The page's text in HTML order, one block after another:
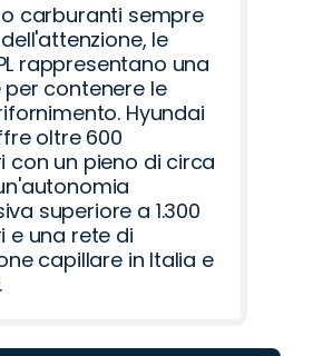
carburanti sempre
le
rappresentano una
per contenere le
Hyundai
oltre 600
con un pieno di circa
superiore a 1.300
e una rete di
capillare in Italia e